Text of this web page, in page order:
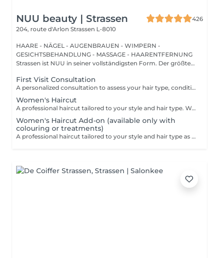
NUU beauty | Strassen
426
204, route d'Arlon Strassen L-8010
HAARE - NÄGEL - AUGENBRAUEN - WIMPERN -
GESICHTSBEHANDLUNG - MASSAGE - HAARENTFERNUNG
Strassen ist NUU in seiner vollständigsten Form. Der größte
First Visit Consultation
A personalized consultation to assess your hair type, condition, and goals helping us recommend the perfect treatments, color, or cut to suit your style and lifestyle.
Women's Haircut
A professional haircut tailored to your style and hair type. We begin with a short consultation to discuss your expectations, followed by a gentle wash while you relax lying comfortably in our Maletti chair, a precise cut, and a smooth blow-dry. We use Dyson Pro tools that protect your hair from excessive heat and deliver a sleek, polished finish. LaBiosthétique care and styling products provide holistic care for hair and scalp, combining scientific research with carefully selected natural ingredients. All brushes are sanitised with Sibel equipment, which effectively removes hair, product buildup, and impurities while reducing bacteria on the brush surface to maintain high hygiene standards for every client. For a more defined final look, styling can be added as an add-on. Simple, Moderate, Complex This grading reflects your hair's individual characteristics, such as texture, density, and length and is assessed by your hairdresser at the start of your visit. Not sure which to choose? We recommend booking Complex. The price will be adjusted after your consultation. Note: This is not related to the difficulty of haircuts or timing.
Women's Haircut Add-on (available only with
colouring or treatments)
A professional haircut tailored to your style and hair type as an add-on to colouring or treatments. We begin with a short consultation to discuss your expectations, followed by a gentle wash while you relax lying comfortably in our Maletti chair, a precise cut, and a smooth blow-dry. We use Dyson Pro tools that protect your hair from excessive heat and deliver a sleek, polished finish. LaBiosthétique care and styling products provide holistic care for hair and scalp, combining scientific research with carefully selected natural ingredients. All brushes are sanitised with Sibel equipment, which effectively removes hair, product buildup, and impurities while reducing bacteria on the brush surface to maintain high hygiene standards for every client. For a more defined final look, styling can be added as an add-on. Simple, Moderate, Complex This grading reflects your hair's individual characteristics, such as texture, density, and length and is assessed by your hairdresser at the start of your visit. Not sure which to choose? We recommend booking Complex. The price will be adjusted after your consultation. Note: This is not related to the difficulty of haircuts or timing.